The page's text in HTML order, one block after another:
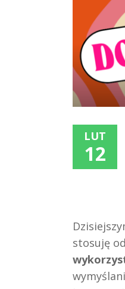
LUT
12
stosuję